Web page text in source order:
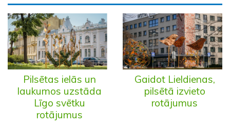
Pilsētas ielās un
laukumos uzstāda
Līgo svētku
rotājumus
Gaidot Lieldienas,
pilsētā izvieto
rotājumus